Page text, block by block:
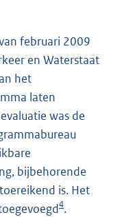
februari 2009
en Waterstaat
het
laten
was de
bijbehorende
is. Het
4.